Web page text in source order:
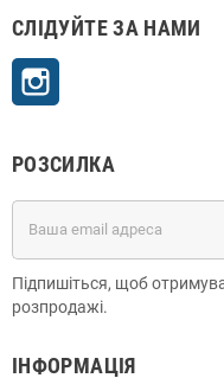
СЛІДУЙТЕ ЗА НАМИ
РОЗСИЛКА
Підпишіться, щоб
розпродажі.
ІНФОРМАЦІЯ